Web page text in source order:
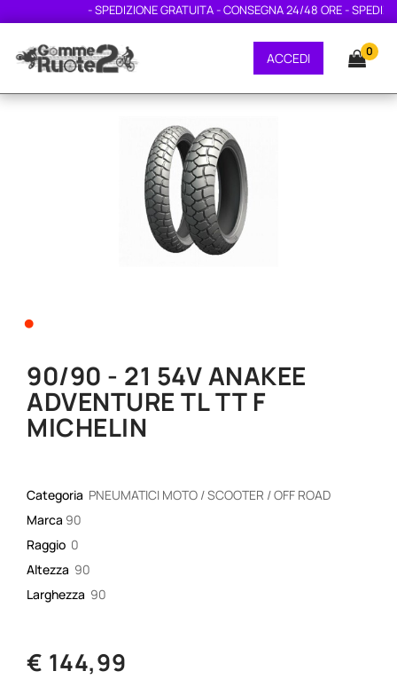
- SPEDIZIONE GRATUITA - CONSEGNA 24/48 ORE -
ACCEDI 0
•
90/90 - 21 54V ANAKEE
ADVENTURE TL TT F
MICHELIN
Categoria PNEUMATICI MOTO / SCOOTER / OFF ROAD
Marca 90
Raggio 0
Altezza 90
Larghezza 90
€ 144,99